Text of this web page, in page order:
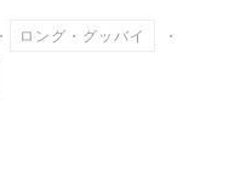
・ ロング・グッバイ ・